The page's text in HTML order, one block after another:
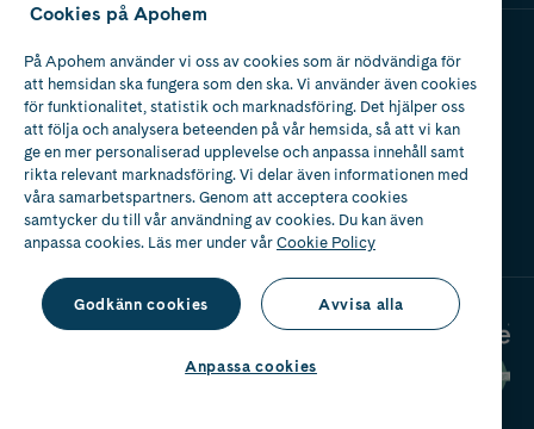
Apotek med tillstånd
av Läkemedelsverket
Cookies på Apohem
På Apohem använder vi oss av cookies som är nödvändiga för
att hemsidan ska fungera som den ska. Vi använder även cookies
för funktionalitet, statistik och marknadsföring. Det hjälper oss
att följa och analysera beteenden på vår hemsida, så att vi kan
ge en mer personaliserad upplevelse och anpassa innehåll samt
rikta relevant marknadsföring. Vi delar även informationen med
våra samarbetspartners. Genom att acceptera cookies
samtycker du till vår användning av cookies. Du kan även
anpassa cookies. Läs mer under vårCookie Policy
Godkänn cookies Avvisa alla
Anpassa cookies